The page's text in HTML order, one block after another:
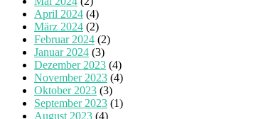
April 2024 (4)
März 2024 (2)
Februar 2024 (2)
Januar 2024 (3)
Dezember 2023 (4)
November 2023 (4)
Oktober 2023 (3)
September 2023 (1)
August 2023 (4)